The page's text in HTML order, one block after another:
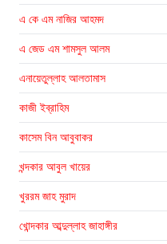
এ কে এম নাজির আহমদ
এ জেড এম শামসুল আলম
এনায়েতুল্লাহ আলতামাস
কাজী ইব্রাহিম
কাসেম বিন আবুবাকর
খন্দকার আবুল খায়ের
খুররম জাহ মুরাদ
খোন্দকার আব্দুল্লাহ জাহাঙ্গীর